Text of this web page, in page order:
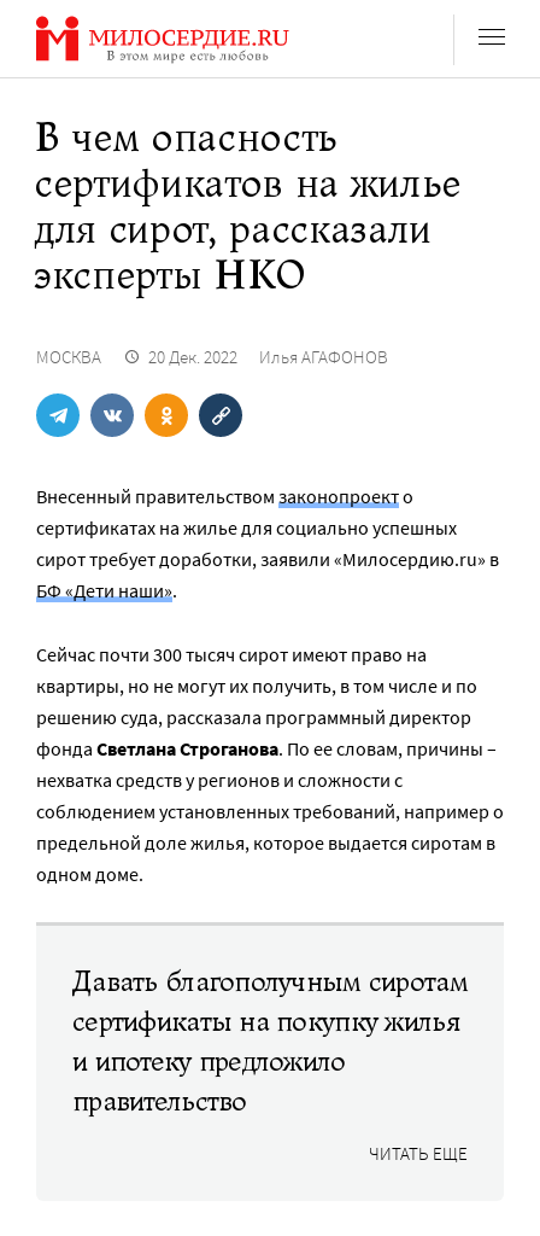
Перейти
содержанию
В чем опасность
сертификатов на жилье
для сирот, рассказали
эксперты НКО
МОСКВА 20 Дек. 2022 Илья АГАФОНОВ
Внесенный правительством законопроекто
сертификатах на жилье для социально успешных
сирот требует доработки, заявили «Милосердию.ru» в
БФ «Дети наши».
Сейчас почти 300 тысяч сирот имеют право на
квартиры, но не могут их получить, в том числе и по
решению суда, рассказала программный директор
фонда Светлана Строганова. По ее словам, причины –
нехватка средств у регионов и сложности с
соблюдением установленных требований, например о
предельной доле жилья, которое выдается сиротам в
одном доме.
Давать благополучным сиротам
сертификаты на покупку жилья
и ипотеку предложило
правительство
ЧИТАТЬ ЕЩЕ